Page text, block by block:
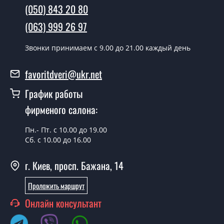
В тот же день в течении нескольких часов, при
условии наличия их на складе, либо на следующий
день.
Можно на сегодня вызвать
У вас есть в наличии готовые
металлические двери?
Да, мы имеем большой ассортимент готовых
металлических дверей.
Какая стоимость самых дешевых
металлических дверей?
От 5200 грн.
Нужны металлические двери эконом
(050) 843 20 80
(063) 999 26 97
Звонки принимаем c 9.00 до 21.00 каждый день
favoritdveri@ukr.net
График работы
фирменого салона:
Пн.- Пт. с 10.00 до 19.00
Сб. с 10.00 до 16.00
г. Киев, просп. Бажана, 14
Проложить маршрут
Онлайн консультант